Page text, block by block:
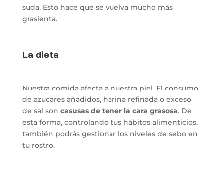
suda. Esto hace que se vuelva mucho más
grasienta.
La dieta
Nuestra comida afecta a nuestra piel. El consumo
de azucares añadidos, harina refinada o exceso
de sal son casusas de tener la cara grasosa. De
esta forma, controlando tus hábitos alimenticios,
también podrás gestionar los niveles de sebo en
tu rostro.